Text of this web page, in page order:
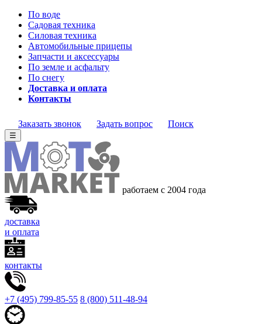
По воде
Садовая техника
Силовая техника
Автомобильные прицепы
Запчасти и аксессуары
По земле и асфальту
По снегу
Доставка и оплата
Контакты
Заказать звонок Задать вопрос Поиск
☰
работаем с 2004 года
доставка
и оплата
контакты
+7 (495) 799-85-55 8 (800) 511-48-94